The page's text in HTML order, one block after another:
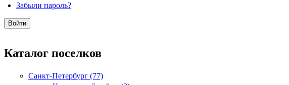
Забыли пароль?
Каталог поселков
Санкт-Петербург (77)